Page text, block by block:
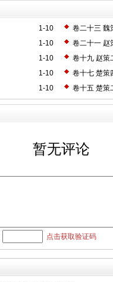
1-10
卷二十三 魏
1-10
卷二十一 赵
1-10
卷十九 赵策
1-10
卷十七 楚策
1-10
卷十五 楚策
暂无评论
点击获取验证码